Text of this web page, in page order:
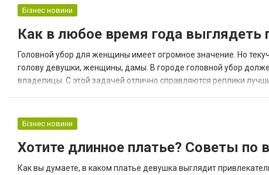
обувь может не пережить и одного
игрового сезона. Оно вам надо?
Особенности ухода за баскетбольными
кроссовками 1. Будь это Nike Zoom LeBron
Soldier и...
Бізнес новини
Как в любое время года выглядеть
Головной убор для женщины имеет огромное значение. Но
голову девушки, женщины, дамы. В городе головной убор
владелицы. С этой задачей отлично справляются реплики
Бізнес новини
Хотите длинное платье? Советы по
Как вы думаете, в каком платье девушка выглядит